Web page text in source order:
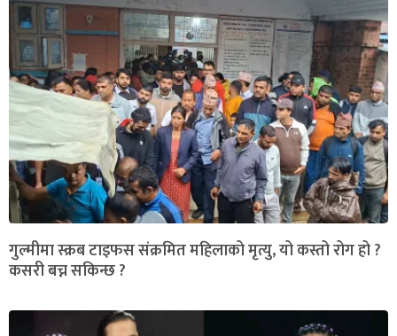
गुल्मीमा स्क्रब टाइफस संक्रमित महिलाको मृत्यु, यो कस्तो रोग हो ?
कसरी बच्न सकिन्छ ?